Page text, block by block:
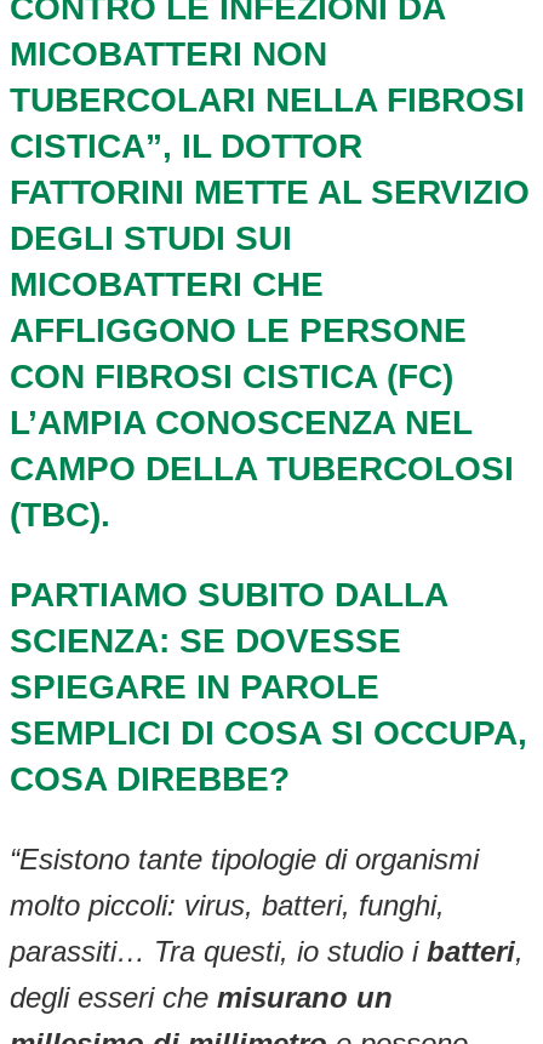
CONTRO LE INFEZIONI DA
MICOBATTERI NON
TUBERCOLARI NELLA FIBROSI
CISTICA”, IL DOTTOR
FATTORINI METTE AL SERVIZIO
DEGLI STUDI SUI
MICOBATTERI CHE
AFFLIGGONO LE PERSONE
CON FIBROSI CISTICA (FC)
L’AMPIA CONOSCENZA NEL
CAMPO DELLA TUBERCOLOSI
(TBC).
PARTIAMO SUBITO DALLA
SCIENZA: SE DOVESSE
SPIEGARE IN PAROLE
SEMPLICI DI COSA SI OCCUPA,
COSA DIREBBE?
“Esistono tante tipologie di organismi
molto piccoli: virus, batteri, funghi,
parassiti… Tra questi, io studio i batteri,
degli esseri che misurano un